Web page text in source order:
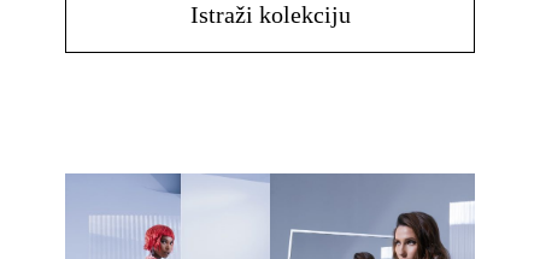
Istraži kolekciju